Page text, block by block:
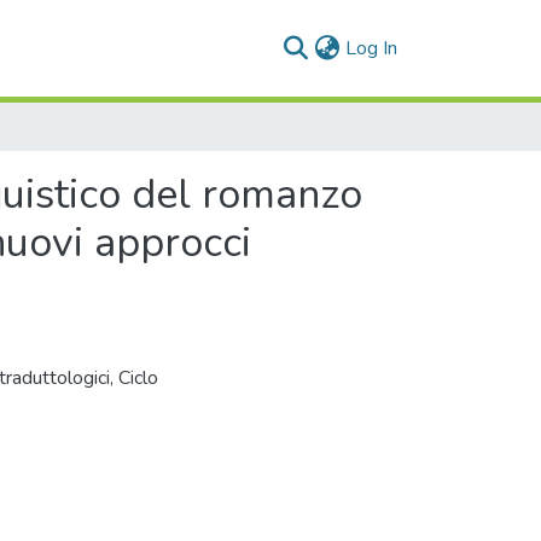
Log In
del romanzo
approcci
Ciclo